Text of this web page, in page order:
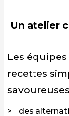
Un atelier
Les
recettes
des